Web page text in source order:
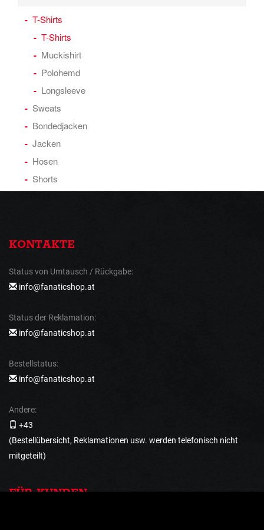
T-Shirts
T-Shirts
Muckishirt
Polohemd
Longsleeve
Sweats
Bondedjacken
Jacken
Hosen
Shorts
KONTAKTE
Status von Umtausch / Rückgabe:
info@fanaticshop.at
Status der Reklamation:
info@fanaticshop.at
Bestellstatus:
info@fanaticshop.at
Andere:
+43
(Bestellübersicht, Reklamationen usw. werden telefonisch nicht
mitgeteilt)
FÜR KUNDEN